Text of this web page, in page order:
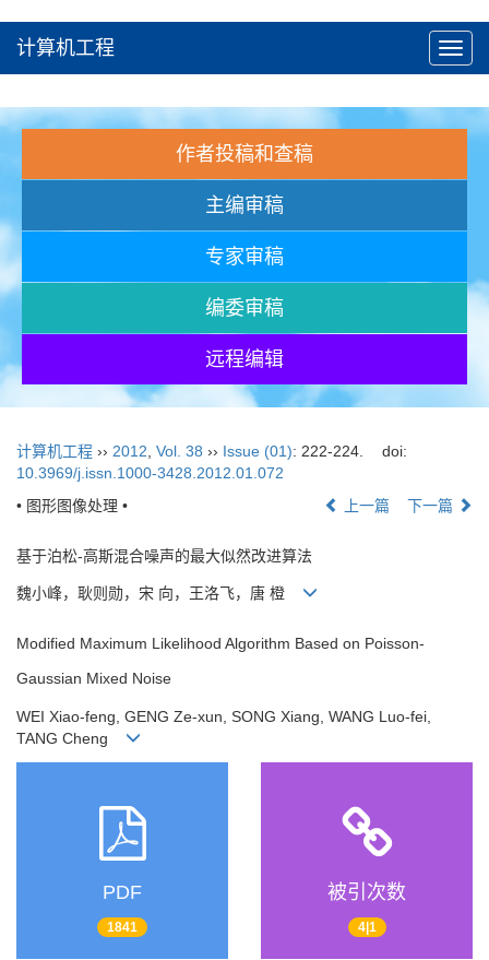
计算机工程
作者投稿和查稿
主编审稿
专家审稿
编委审稿
远程编辑
计算机工程 ›› 2012 Vol. 38 ›› Issue (01): 222-224.
doi:
10.3969/j.issn.1000-3428.2012.01.072
• 图形图像处理 •
上一篇 下一篇
基于泊松-高斯混合噪声的最大似然改进算法
魏小峰，耿则勋，宋 向，王洛飞，唐 橙
Modified Maximum Likelihood Algorithm Based on Poisson-
Gaussian Mixed Noise
WEI Xiao-feng, GENG Ze-xun, SONG Xiang, WANG Luo-fei,
TANG Cheng
PDF
1841
被引次数
4|1